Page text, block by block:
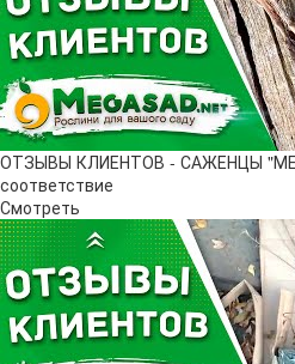
ОТЗЫВЫ КЛИЕНТОВ - САЖЕНЦЫ
соответствие
Смотреть